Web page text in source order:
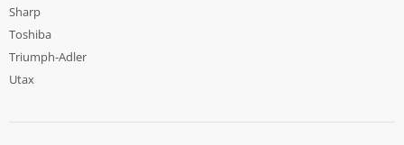
Sharp
Toshiba
Triumph-Adler
Utax